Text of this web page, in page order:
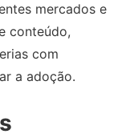
mercados e
conteúdo,
com
a adoção.